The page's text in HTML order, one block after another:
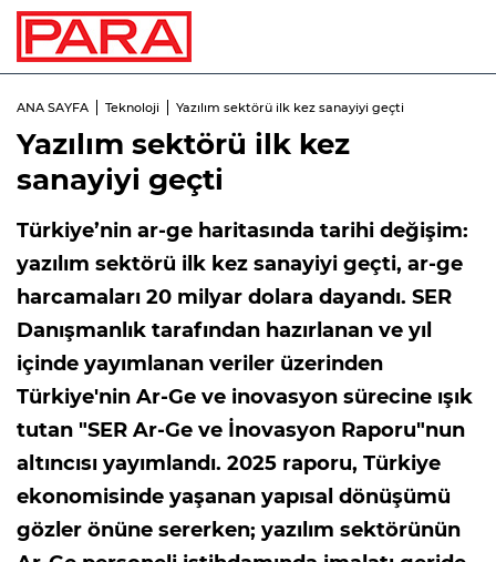
ANA SAYFA Teknoloji Yazılım sektörü ilk kez sanayiyi geçti
Yazılım sektörü ilk kez
sanayiyi geçti
Türkiye’nin ar-ge haritasında tarihi değişim:
yazılım sektörü ilk kez sanayiyi geçti, ar-ge
harcamaları 20 milyar dolara dayandı. SER
Danışmanlık tarafından hazırlanan ve yıl
içinde yayımlanan veriler üzerinden
Türkiye'nin Ar-Ge ve inovasyon sürecine ışık
tutan "SER Ar-Ge ve İnovasyon Raporu"nun
altıncısı yayımlandı. 2025 raporu, Türkiye
ekonomisinde yaşanan yapısal dönüşümü
gözler önüne sererken; yazılım sektörünün